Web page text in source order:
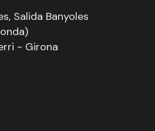
Salida Banyoles
- Girona